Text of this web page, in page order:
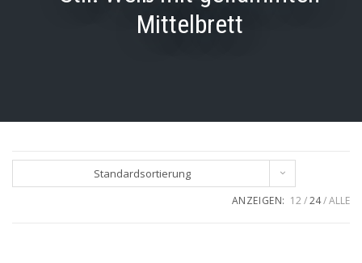
Mittelbrett
Standardsortierung
ANZEIGEN: 12 24 ALLE